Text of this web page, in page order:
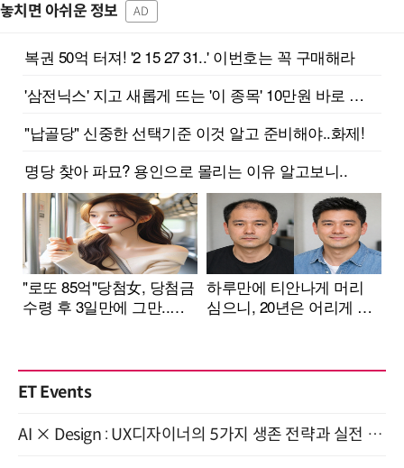
놓치면 아쉬운 정보 AD
ET Events
AI × Design : UX디자이너의 5가지 생존 전략과 실전 대응 8월 28일 개최